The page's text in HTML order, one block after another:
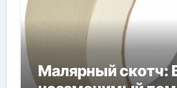
Малярный скотч: